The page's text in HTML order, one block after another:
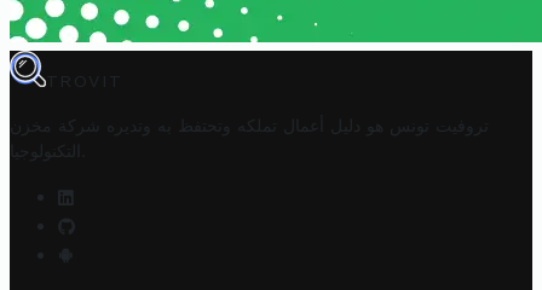
TROVIT
تروفيت تونس هو دليل أعمال تملكه وتحتفظ به وتديره
شركة مخزن
التكنولوجيا